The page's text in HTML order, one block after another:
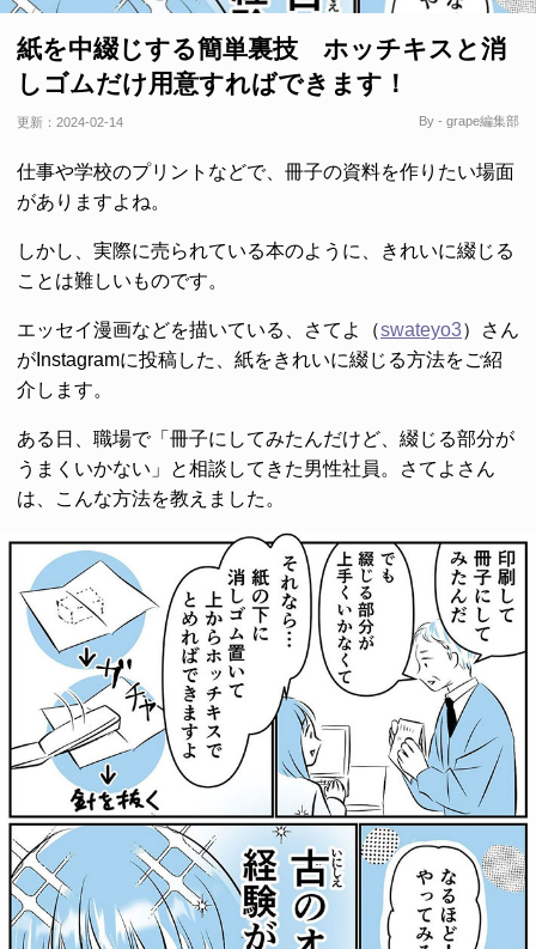
紙を中綴じする簡単裏技 ホッチキスと消
しゴムだけ用意すればできます！
更新： 2024-02-14 By - grape編集部
仕事や学校のプリントなどで、冊子の資料を作りたい場面
がありますよね。
しかし、実際に売られている本のように、きれいに綴じる
ことは難しいものです。
エッセイ漫画などを描いている、さてよ（swateyo3）さん
がInstagramに投稿した、紙をきれいに綴じる方法をご紹
介します。
ある日、職場で「冊子にしてみたんだけど、綴じる部分が
うまくいかない」と相談してきた男性社員。さてよさん
は、こんな方法を教えました。